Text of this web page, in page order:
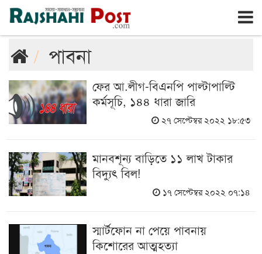
রাজশাহী বৃহঃস্পতিবার, ৬ই আগস্ট ২০২৬, ২৩শে শ্রাবণ ১৪৩৩
পাবনা
ফের আ.লীগ-বিএনপি পাল্টাপাল্টি
কর্মসূচি, ১৪৪ ধারা জারি
২৭ সেপ্টেম্বর ২০২২ ১৮:৫৩
মানবশূন্য বাড়িতে ১১ লাখ টাকার
বিদ্যুৎ বিল!
১৭ সেপ্টেম্বর ২০২২ ০৭:১৪
স্মার্টফোন না পেয়ে পাবনায়
কিশোরের আত্মহত্যা